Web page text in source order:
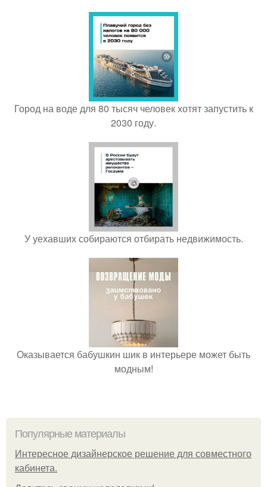
Город на воде для 80 тысяч человек хотят запустить к
2030 году.
У уехавших собираются отбирать недвижимость.
Оказывается бабушкин шик в интерьере может быть
модным!
Популярные материалы
Интересное дизайнерское решение для совместного
кабинета.